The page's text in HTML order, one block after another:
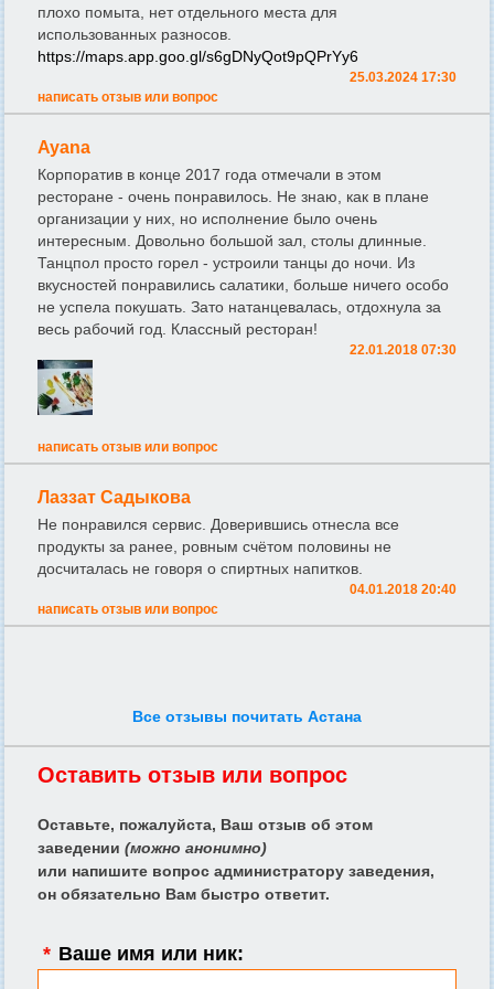
плохо помыта, нет отдельного места для
использованных разносов.
https://maps.app.goo.gl/s6gDNyQot9pQPrYy6
25.03.2024 17:30
написать отзыв или вопрос
Ayana
Корпоратив в конце 2017 года отмечали в этом
ресторане - очень понравилось. Не знаю, как в плане
организации у них, но исполнение было очень
интересным. Довольно большой зал, столы длинные.
Танцпол просто горел - устроили танцы до ночи. Из
вкусностей понравились салатики, больше ничего особо
не успела покушать. Зато натанцевалась, отдохнула за
весь рабочий год. Классный ресторан!
22.01.2018 07:30
написать отзыв или вопрос
Лаззат Садыкова
Не понравился сервис. Доверившись отнесла все
продукты за ранее, ровным счётом половины не
досчиталась не говоря о спиртных напитков.
04.01.2018 20:40
написать отзыв или вопрос
Все отзывы почитать Астана
Оставить отзыв или вопрос
Оставьте, пожалуйста, Ваш отзыв об этом
заведении (можно анонимно)
или напишите вопрос администратору заведения,
он обязательно Вам быстро ответит.
* Ваше имя или ник: